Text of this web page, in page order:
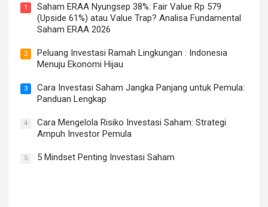
1
Saham ERAA Nyungsep 38%: Fair Value Rp 579
(Upside 61%) atau Value Trap? Analisa Fundamental
Saham ERAA 2026
2
Peluang Investasi Ramah Lingkungan : Indonesia
Menuju Ekonomi Hijau
3
Cara Investasi Saham Jangka Panjang untuk Pemula:
Panduan Lengkap
4
Cara Mengelola Risiko Investasi Saham: Strategi
Ampuh Investor Pemula
5 5 Mindset Penting Investasi Saham